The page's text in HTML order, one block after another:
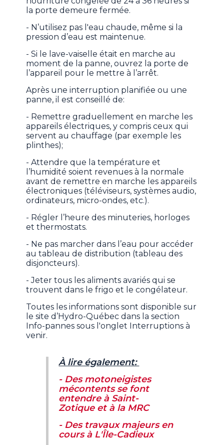
la porte demeure fermée.
- N’utilisez pas l'eau chaude, même si la
pression d’eau est maintenue.
- Si le lave-vaiselle était en marche au
moment de la panne, ouvrez la porte de
l’appareil pour le mettre à l’arrêt.
Après une interruption planifiée ou une
panne, il est conseillé de:
- Remettre graduellement en marche les
appareils électriques, y compris ceux qui
servent au chauffage (par exemple les
plinthes);
- Attendre que la température et
l’humidité soient revenues à la normale
avant de remettre en marche les appareils
électroniques (téléviseurs, systèmes audio,
ordinateurs, micro-ondes, etc.).
- Régler l’heure des minuteries, horloges
et thermostats.
- Ne pas marcher dans l’eau pour accéder
au tableau de distribution (tableau des
disjoncteurs).
- Jeter tous les aliments avariés qui se
trouvent dans le frigo et le congélateur.
Toutes les informations sont disponible sur
le site d’Hydro-Québec dans la section
Info-pannes sous l'onglet Interruptions à
venir.
À lire également:
- Des motoneigistes
mécontents se font
entendre à Saint-
Zotique et à la MRC
- Des travaux majeurs en
cours à L'Île-Cadieux